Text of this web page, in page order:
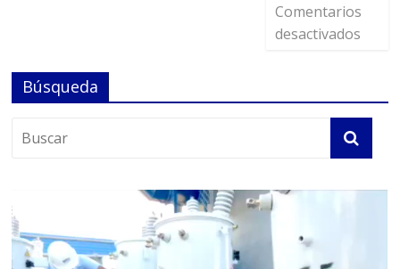
Comentarios
desactivados
Búsqueda